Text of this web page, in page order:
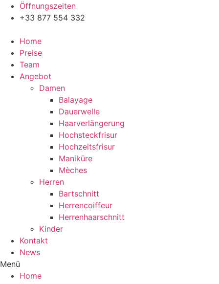
Zum
Inhalt
Öffnungszeiten
+33 877 554 332
Home
Preise
Team
Angebot
Damen
Balayage
Dauerwelle
Haarverlängerung
Hochsteckfrisur
Hochzeitsfrisur
Maniküre
Mèches
Herren
Bartschnitt
Herrencoiffeur
Herrenhaarschnitt
Kinder
Kontakt
News
Menü
Home